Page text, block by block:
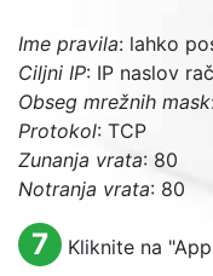
Ime pravila: lahko
Ciljni IP: IP naslov
Obseg mrežnih mask
Protokol: TCP
Zunanja vrata: 80
Notranja vrata: 80
7 Kliknite na "